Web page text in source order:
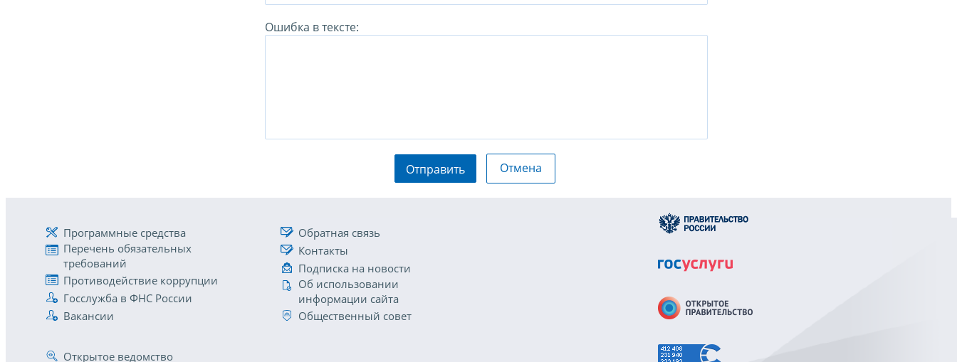
Ошибка в тексте:
Отправить Отмена
Программные средства
Перечень обязательных
требований
Противодействие коррупции
Госслужба в ФНС России
Вакансии
Обратная связь
Контакты
Подписка на новости
Об использовании
информации сайта
Общественный совет
Открытое ведомство